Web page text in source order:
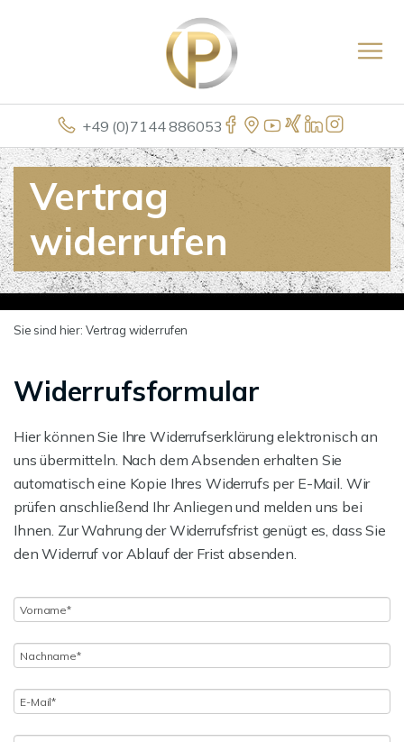
+49 (0)7144 886053
Vertrag
widerrufen
Sie sind hier: Vertrag widerrufen
Widerrufsformular
Hier können Sie Ihre Widerrufserklärung elektronisch an
uns übermitteln. Nach dem Absenden erhalten Sie
automatisch eine Kopie Ihres Widerrufs per E-Mail. Wir
prüfen anschließend Ihr Anliegen und melden uns bei
Ihnen. Zur Wahrung der Widerrufsfrist genügt es, dass Sie
den Widerruf vor Ablauf der Frist absenden.